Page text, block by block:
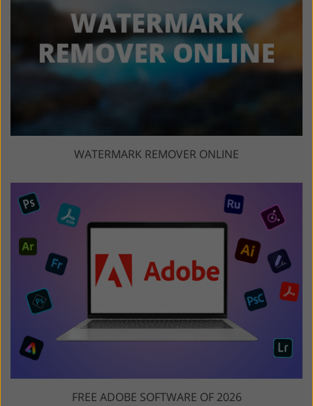
WATERMARK REMOVER ONLINE
FREE ADOBE SOFTWARE OF 2026